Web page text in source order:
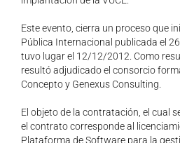
Este evento, cierra un proceso que
Pública Internacional publicada el
tuvo lugar el 12/12/2012. Como
resultó adjudicado el consorcio
Concepto y Genexus Consulting.
El objeto de la contratación, el cual
el contrato corresponde al
Plataforma de Software para la